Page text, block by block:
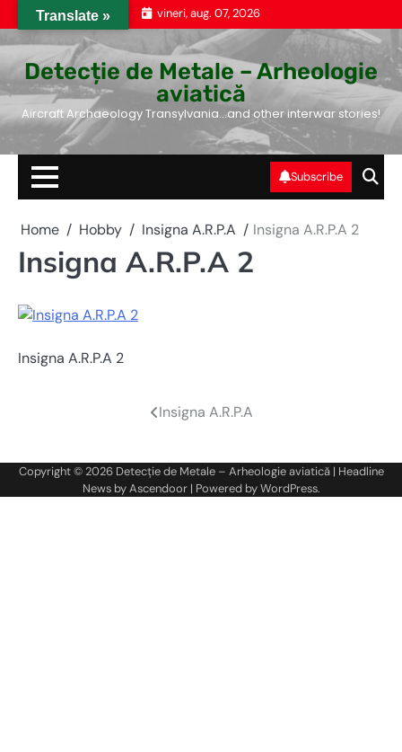
to
vineri, aug. 07, 2026
Detecție de Metale – Arheologie
aviatică
Aircraft Archaeology Transylvania…and other interwar stories!
Subscribe
Home Hobby Insigna A.R.P.A Insigna A.R.P.A 2
Insigna A.R.P.A 2
Insigna A.R.P.A 2
articole
Insigna A.R.P.A
Copyright © 2026 Detecție de Metale – Arheologie aviatică| Headline
News byAscendoor| Powered byWordPress.
Translate »